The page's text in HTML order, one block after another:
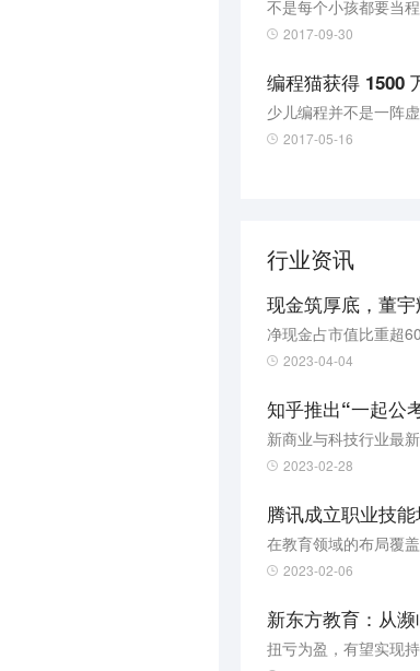
不是每个小孩都要当
2017-09-30
编程猫获得 1500
少儿编程并不是一阵
2017-05-16
行业资讯
现金筑厚底，董
净现金占市值比重超
2023-04-04
知乎推出“一起公
新商业与科技行业最新
2023-02-28
腾讯成立职业技
在教育领域的布局覆盖
2023-02-06
新东方教育：从
扭亏为盈，有望实现